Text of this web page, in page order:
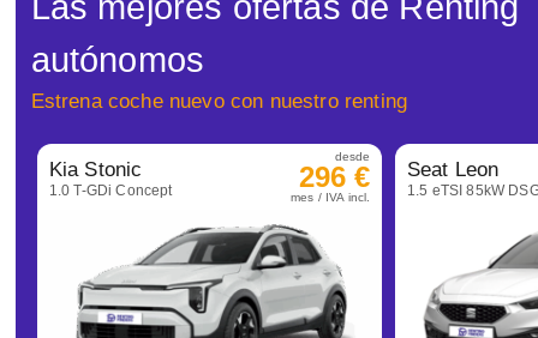
autónomos
Estrena coche nuevo con nuestro renting
Kia Stonic
1.0 T-GDi Concept
desde
296 €
mes / IVA incl.
Seat Leon